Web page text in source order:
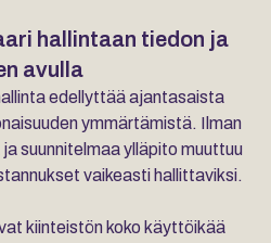
hallintaan tiedon ja
avulla
edellyttää ajantasaista
ymmärtämistä. Ilman
suunnitelmaa ylläpito muuttuu
vaikeasti hallittaviksi.
kiinteistön koko käyttöikää